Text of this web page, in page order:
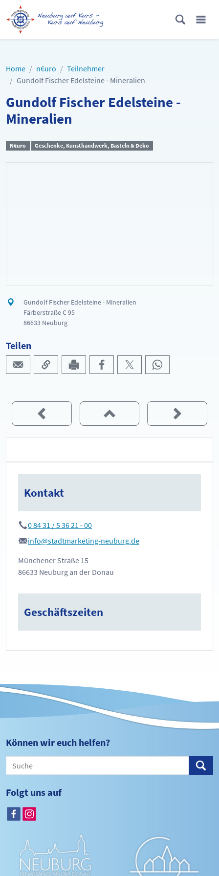
Home n€uro
Teilnehmer
Gundolf Fischer Edelsteine - Mineralien
Gundolf Fischer Edelsteine -
Mineralien
N€uro Geschenke, Kunsthandwerk, Basteln & Deko
Gundolf Fischer Edelsteine - Mineralien
Färberstraße C 95
86633 Neuburg
Teilen
Kontakt
0 84 31 / 5 36 21 - 00
info@stadtmarketing-neuburg.de
Münchener Straße 15
86633 Neuburg an der Donau
Geschäftszeiten
Können wir euch helfen?
Folgt uns auf